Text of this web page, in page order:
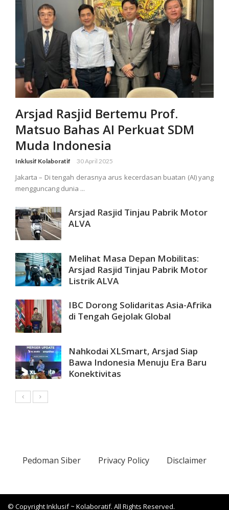
Arsjad Rasjid Bertemu Prof.
Matsuo Bahas AI Perkuat SDM
Muda Indonesia
Inklusif Kolaboratif 30 April 2025
Jakarta – Di tengah derasnya arus kecerdasan buatan (AI) yang
mengguncang dunia ...
Arsjad Rasjid Tinjau Pabrik Motor
ALVA
Melihat Masa Depan Mobilitas:
Arsjad Rasjid Tinjau Pabrik Motor
Listrik ALVA
IBC Dorong Solidaritas Asia-Afrika
di Tengah Gejolak Global
Nahkodai XLSmart, Arsjad Siap
Bawa Indonesia Menuju Era Baru
Konektivitas
Pedoman Siber Privacy Policy Disclaimer
© Copyright Inklusif ~ Kolaboratif. All Rights Reserved.